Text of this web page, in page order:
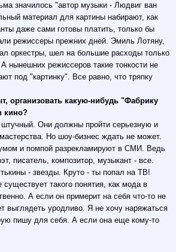
значилось "автор музыки - Людвиг ван
материал для картины набирают, как
даже сами готовы платить, только бы
режиссеры прежних дней. Эмиль Лотяну,
оркестры, шел на большие расходы только
нынешних режиссеров такие тонкости не
под "картинку". Все равно, что тряпку
организовать какую-нибудь "Фабрику
кино?
Они должны пройти серьезную и
Но шоу-бизнес ждать не может.
и помпой разрекламируют в СМИ. Ведь
писатель, композитор, музыкант - все.
- звезды. Круто - ты попал на ТВ!
такого понятия, как мода в
А если он примерит на себя что-то не
выглядеть уродливо. Я не хочу наряжаться
пишу для себя. А если она еще кому-то